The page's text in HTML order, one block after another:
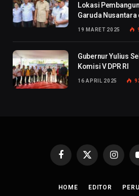
Lokasi
Garuda Nusantara
19 MARET 2025
Gubernur Yulius
Komisi V DPR RI
16 APRIL 2025
Facebook
X
HOME EDITOR